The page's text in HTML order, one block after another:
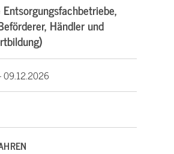
Händler und
09.12.2026